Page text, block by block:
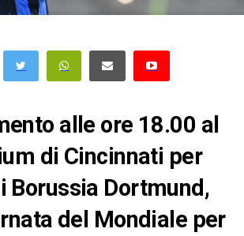
alle ore 18.00 al
di Cincinnati per
Borussia Dortmund,
del Mondiale per